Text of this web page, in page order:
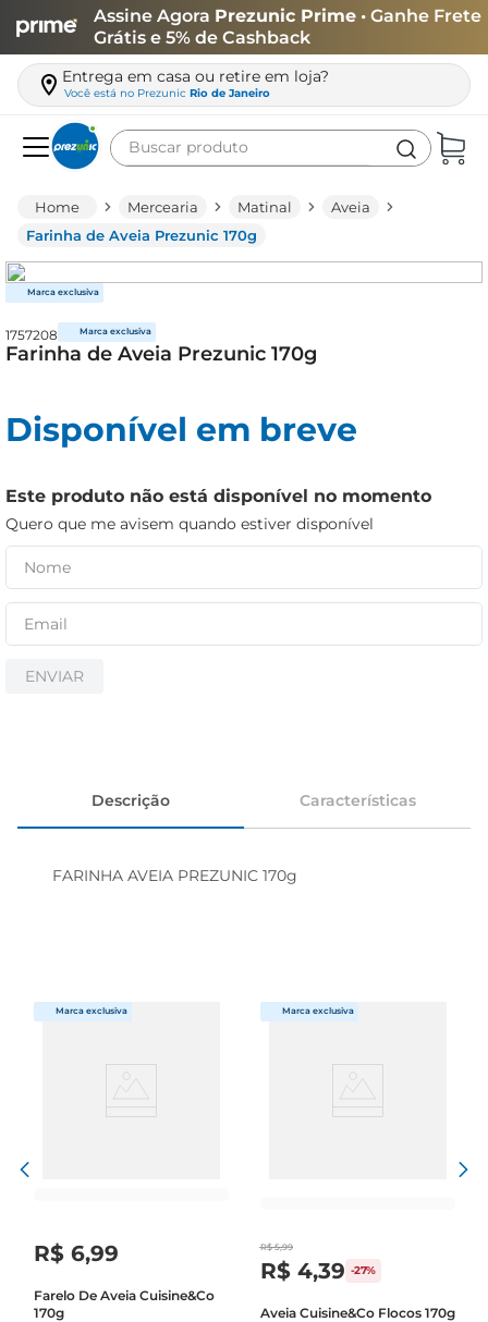
Assine Agora Prezunic Prime • Ganhe Frete
Grátis e 5% de Cashback
Entrega em casa ou retire em loja?
Você está no Prezunic Rio de Janeiro
Buscar produto
Mercearia Matinal
Aveia
Farinha de Aveia Prezunic 170g
1757208
Farinha de Aveia Prezunic 170g
Disponível em breve
Este produto não está disponível no momento
Quero que me avisem quando estiver disponível
ENVIAR
Descrição Características
FARINHA AVEIA PREZUNIC 170g
R$ 6,99
Farelo De Aveia Cuisine&Co
170g
R$ 5,99
R$ 4,39 -27%
Aveia Cuisine&Co Flocos 170g
leite
café
queijo
biscoito
cerveja
iogurte
papel higiênico